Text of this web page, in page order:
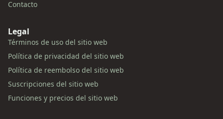
Contacto
Legal
Términos de uso del sitio web
Política de privacidad del sitio web
Política de reembolso del sitio web
Suscripciones del sitio web
Funciones y precios del sitio web